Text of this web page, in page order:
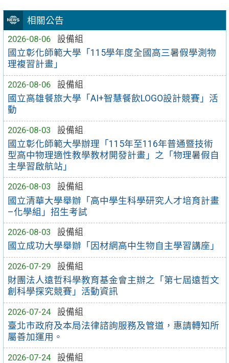
相關公告
2026-08-06
設備組
國立彰化師範大學「115學年度全國高三暑假學測物
理複習計畫」
2026-08-06
設備組
國立高雄餐旅大學「AI+智慧餐飲LOGO設計競賽」活
動
2026-08-03
設備組
國立彰化師範大學辦理「115年至116年普通暨技術
型高中物理適性教學教材開發計畫」之「物理暑假自
主學習啟航站」
2026-08-03
設備組
國立清華大學舉辦「高中學生科學研究人才培育計畫
–化學組」招生考試
2026-08-03
設備組
國立成功大學舉辦「因材網高中生物自主學習講座」
2026-07-29
設備組
財團法人遠哲科學教育基金會主辦之「第七屆遠哲文
創科學探究競賽」活動資訊
2026-07-24
設備組
臺北市政府及本局法律諮詢服務及管道，惠請轉知所
屬善加運用。
2026-07-24
設備組